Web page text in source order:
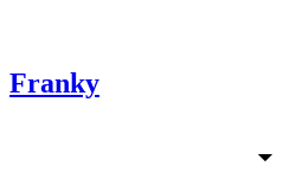
Franky